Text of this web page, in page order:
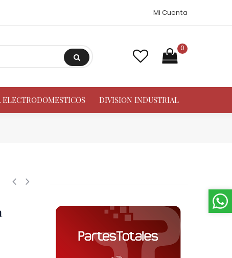
Mi Cuenta
0
ELECTRODOMESTICOS DIVISION INDUSTRIAL